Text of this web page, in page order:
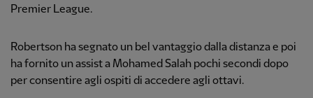
Premier League.
Robertson ha segnato un bel vantaggio dalla distanza e poi
ha fornito un assist a Mohamed Salah pochi secondi dopo
per consentire agli ospiti di accedere agli ottavi.